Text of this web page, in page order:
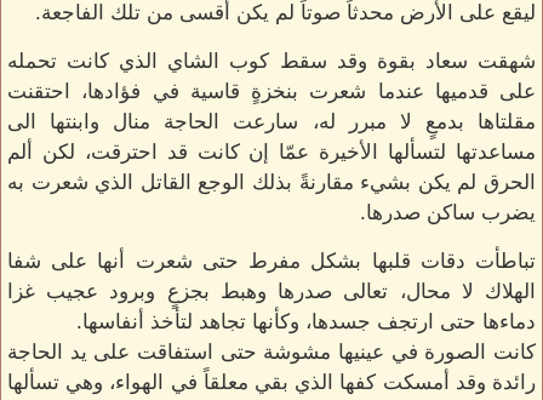
ليقع على الأرض محدثاً صوتاً لم يكن أقسى من تلك الفاجعة.
شهقت سعاد بقوة وقد سقط كوب الشاي الذي كانت تحمله
على قدميها عندما شعرت بنخزةٍ قاسية في فؤادها، احتقنت
مقلتاها بدمعٍ لا مبرر له، سارعت الحاجة منال وابنتها الى
مساعدتها لتسألها الأخيرة عمّا إن كانت قد احترقت، لكن ألم
الحرق لم يكن بشيء مقارنةً بذلك الوجع القاتل الذي شعرت به
يضرب ساكن صدرها.
تباطأت دقات قلبها بشكل مفرط حتى شعرت أنها على شفا
الهلاك لا محال، تعالى صدرها وهبط بجزعٍ وبرود عجيب غزا
دماءها حتى ارتجف جسدها، وكأنها تجاهد لتأخذ أنفاسها.
كانت الصورة في عينيها مشوشة حتى استفاقت على يد الحاجة
رائدة وقد أمسكت كفها الذي بقي معلقاً في الهواء، وهي تسألها